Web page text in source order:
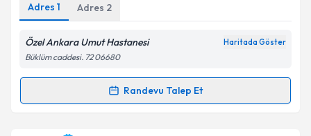
Adres 1 Adres 2
Özel Ankara Umut Hastanesi Haritada Göster
Büklüm caddesi. 72 06680
Randevu Talep Et
Randevu Takvimi Talebi